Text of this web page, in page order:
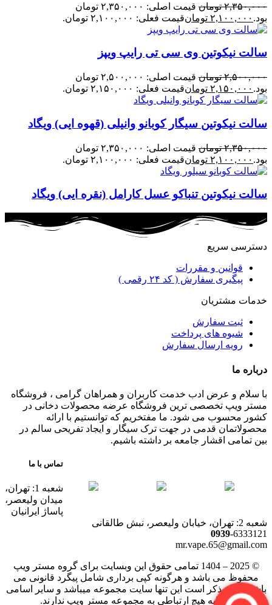
۲,۳۵۰,۰۰۰ تومان
قیمت اصلی: ۲,۳۵۰,۰۰۰ تومان
بود. ۲,۱۰۰,۰۰۰ تومانقیمت فعلی: ۲,۱۰۰,۰۰۰ تومان.
سالت نیکوتین وی سی تی رایپ ویپز
۲,۵۰۰,۰۰۰ تومان
قیمت اصلی: ۲,۵۰۰,۰۰۰ تومان
بود. ۲,۱۵۰,۰۰۰ تومانقیمت فعلی: ۲,۱۵۰,۰۰۰ تومان.
سالت نیکوتین سیگار کوبانو وانیلی (قهوه ایی) ویگاد
۲,۳۵۰,۰۰۰ تومان
قیمت اصلی: ۲,۳۵۰,۰۰۰ تومان
بود. ۲,۱۰۰,۰۰۰ تومانقیمت فعلی: ۲,۱۰۰,۰۰۰ تومان.
سالت نیکوتین تنباکو عسل کارامل (نقره ایی) ویگاد
دسترسی سریع
قوانین و مقررات
پیگیری سفارش ( کد ۲۴ رقمی )
خدمات مشتریان
ثبت سفارش
شیوه های پرداخت
رویه ارسال سفارش
درباره ما
با سلام و عرض ادب خدمت کاربران و همراهان گرامی ، فروشگاه
مستر ویپ تخصصی ترین فروشگاه عرضه محصولات دخانی در
کشور محسوب می شود. ما مفتخریم که توانستیم با ارائه
محصولاتمان قدمی در جهت ترک سیگار و ایجاد تفریحی سالم در
بین تمامی اقشار جامعه بر داشته باشیم.
تماس با ما
شعبه 1: تهران،
میدان ولیعصر،
پاساژ ایرانیان
شعبه 2: تهران، خیابان ولیعصر، نبش طالقانی
0939-6333121
mr.vape.65@gmail.com
© 2025 – 1404 تمامی حقوق این وبسایت برای گروه مستر ویپ
محفوظ می باشد و هرگونه کپی برداری شامل پیگرد قانونی می
باشد. لازم بذکر است این تنها سایت مجموعه میباشد و سایر اسامی
مشابه هیچ ارتباطی به مجموعه مستر ویپ ندارند.